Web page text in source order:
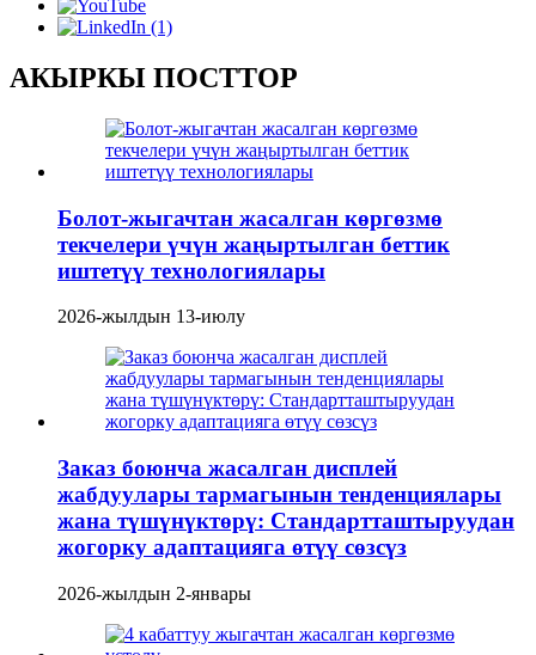
АКЫРКЫ ПОСТТОР
Болот-жыгачтан жасалган көргөзмө
текчелери үчүн жаңыртылган беттик
иштетүү технологиялары
2026-жылдын 13-июлу
Заказ боюнча жасалган дисплей
жабдуулары тармагынын тенденциялары
жана түшүнүктөрү: Стандартташтыруудан
жогорку адаптацияга өтүү сөзсүз
2026-жылдын 2-январы